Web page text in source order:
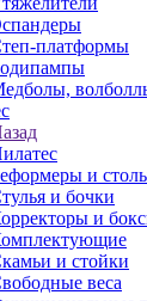
платформы
и
и бочки
и
и стойки
веса